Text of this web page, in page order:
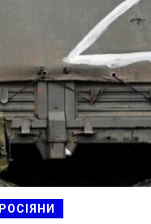
РОСІЯНИ